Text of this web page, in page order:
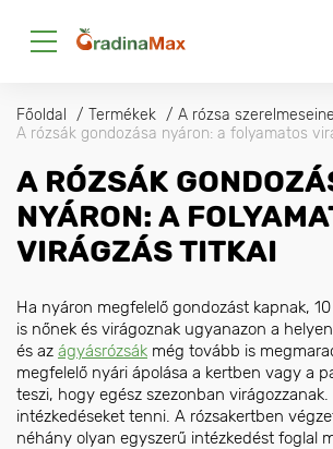
Főoldal Termékek
A rózsa
A rózsák gondozása nyáron: a folyamatos
A RÓZSÁK
NYÁRON: A
VIRÁGZÁS TITKAI
Ha nyáron megfelelő gondozást kapnak,
is nőnek és virágoznak ugyanazon a
és az ágyásrózsák még tovább is
megfelelő nyári ápolása a kertben vagy a
teszi, hogy egész szezonban
intézkedéseket tenni. A rózsakertben
néhány olyan egyszerű intézkedést foglal